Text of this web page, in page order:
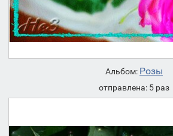
Альбом: Розы
отправлена: 5 раз